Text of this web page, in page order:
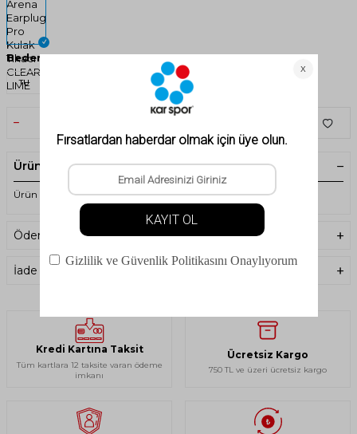
Beden
TU
Ürün Açıklaması
Ürün Kodu : 000029126 - Arena - Earplug Pro - Kulak Tıkacı
Ödeme Seçenekleri
İade Koşulları
Kredi Kartına Taksit
Tüm kartlara 12 taksite varan ödeme
imkanı
Ücretsiz Kargo
750 TL ve üzeri ücretsiz kargo